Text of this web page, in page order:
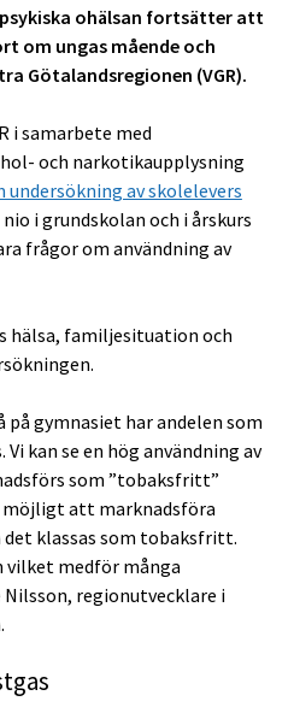
ohälsan fortsätter att
om ungas mående och
Götalandsregionen (VGR).
i samarbete med
och narkotikaupplysning
undersökning av skolelevers
nio i grundskolan och i årskurs
frågor om användning av
hälsa, familjesituation och
på gymnasiet har andelen som
kan se en hög användning av
som ”tobaksfritt”
möjligt att marknadsföra
klassas som tobaksfritt.
vilket medför många
regionutvecklare i